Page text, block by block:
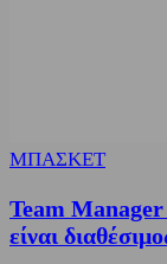
ΜΠΑΣΚΕΤ
Team
είναι